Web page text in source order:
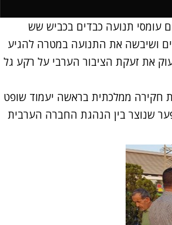
עומסי תנועה כבדים בכביש שש
ושיבשה את התנועה במטרה להגיע
את זעקת הציבור הערבי על רקע גל
חקירה ממלכתית בראשה יעמוד שופט
שנוצר בין הנהגת החברה הערבית